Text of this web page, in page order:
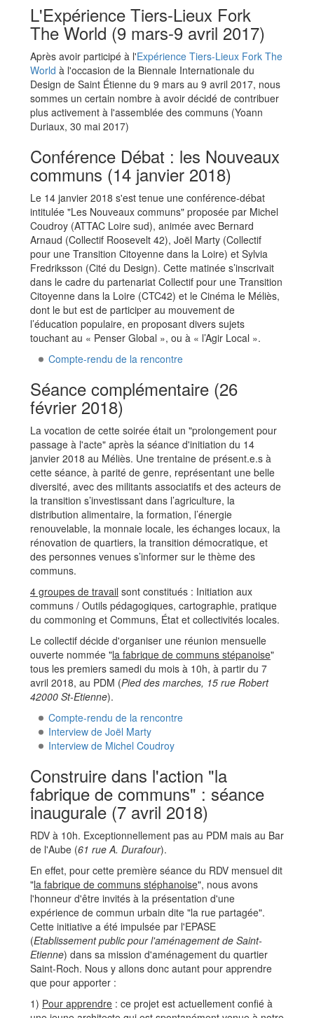
L'Expérience Tiers-Lieux Fork
The World (9 mars-9 avril 2017)
Après avoir participé à l'Expérience Tiers-Lieux Fork The
World à l'occasion de la Biennale Internationale du
Design de Saint Étienne du 9 mars au 9 avril 2017, nous
sommes un certain nombre à avoir décidé de contribuer
plus activement à l'assemblée des communs (Yoann
Duriaux, 30 mai 2017)
Conférence Débat : les Nouveaux
communs (14 janvier 2018)
Le 14 janvier 2018 s'est tenue une conférence-débat
intitulée "Les Nouveaux communs" proposée par Michel
Coudroy (ATTAC Loire sud), animée avec Bernard
Arnaud (Collectif Roosevelt 42), Joël Marty (Collectif
pour une Transition Citoyenne dans la Loire) et Sylvia
Fredriksson (Cité du Design). Cette matinée s’inscrivait
dans le cadre du partenariat Collectif pour une Transition
Citoyenne dans la Loire (CTC42) et le Cinéma le Méliès,
dont le but est de participer au mouvement de
l’éducation populaire, en proposant divers sujets
touchant au « Penser Global », ou à « l’Agir Local ».
Compte-rendu de la rencontre
Séance complémentaire (26
février 2018)
La vocation de cette soirée était un "prolongement pour
passage à l'acte" après la séance d'initiation du 14
janvier 2018 au Méliès. Une trentaine de présent.e.s à
cette séance, à parité de genre, représentant une belle
diversité, avec des militants associatifs et des acteurs de
la transition s’investissant dans l’agriculture, la
distribution alimentaire, la formation, l’énergie
renouvelable, la monnaie locale, les échanges locaux, la
rénovation de quartiers, la transition démocratique, et
des personnes venues s’informer sur le thème des
communs.
4 groupes de travail sont constitués : Initiation aux
communs / Outils pédagogiques, cartographie, pratique
du commoning et Communs, État et collectivités locales.
Le collectif décide d'organiser une réunion mensuelle
ouverte nommée "la fabrique de communs stépanoise"
tous les premiers samedi du mois à 10h, à partir du 7
avril 2018, au PDM (Pied des marches, 15 rue Robert
42000 St-Etienne).
Compte-rendu de la rencontre
Interview de Joël Marty
Interview de Michel Coudroy
Construire dans l'action "la
fabrique de communs" : séance
inaugurale (7 avril 2018)
RDV à 10h. Exceptionnellement pas au PDM mais au Bar
de l'Aube (61 rue A. Durafour).
En effet, pour cette première séance du RDV mensuel dit
"la fabrique de communs stéphanoise", nous avons
l'honneur d'être invités à la présentation d'une
expérience de commun urbain dite "la rue partagée".
Cette initiative a été impulsée par l'EPASE
(Etablissement public pour l'aménagement de Saint-
Etienne) dans sa mission d'aménagement du quartier
Saint-Roch. Nous y allons donc autant pour apprendre
que pour apporter :
1) Pour apprendre : ce projet est actuellement confié à